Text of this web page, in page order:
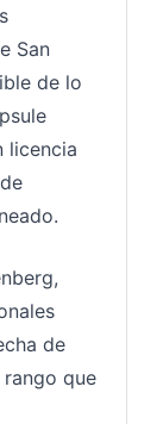
San
de lo
licencia
de
que